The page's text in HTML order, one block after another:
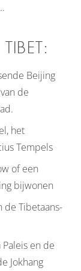
Beijing
de
het
Tempels
of een
bijwonen
de Tibetaans-
en de
Jokhang